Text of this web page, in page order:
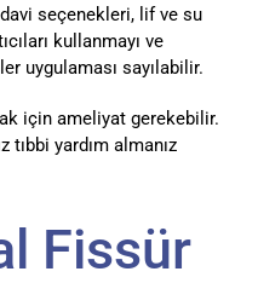
seçenekleri, lif ve su
kullanmayı ve
uygulaması sayılabilir.
için ameliyat gerekebilir.
tıbbi yardım almanız
Fissür